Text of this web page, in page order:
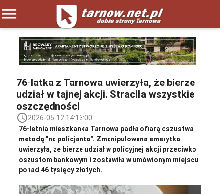
menu
76-latka z Tarnowa uwierzyła, że bierze
udział w tajnej akcji. Straciła wszystkie
oszczędności
access_time2026-05-12 14:13:00
76-letnia mieszkanka Tarnowa padła ofiarą oszustwa
metodą "na policjanta". Zmanipulowana emerytka
uwierzyła, że bierze udział w policyjnej akcji przeciwko
oszustom bankowym i zostawiła w umówionym miejscu
ponad 46 tysięcy złotych.